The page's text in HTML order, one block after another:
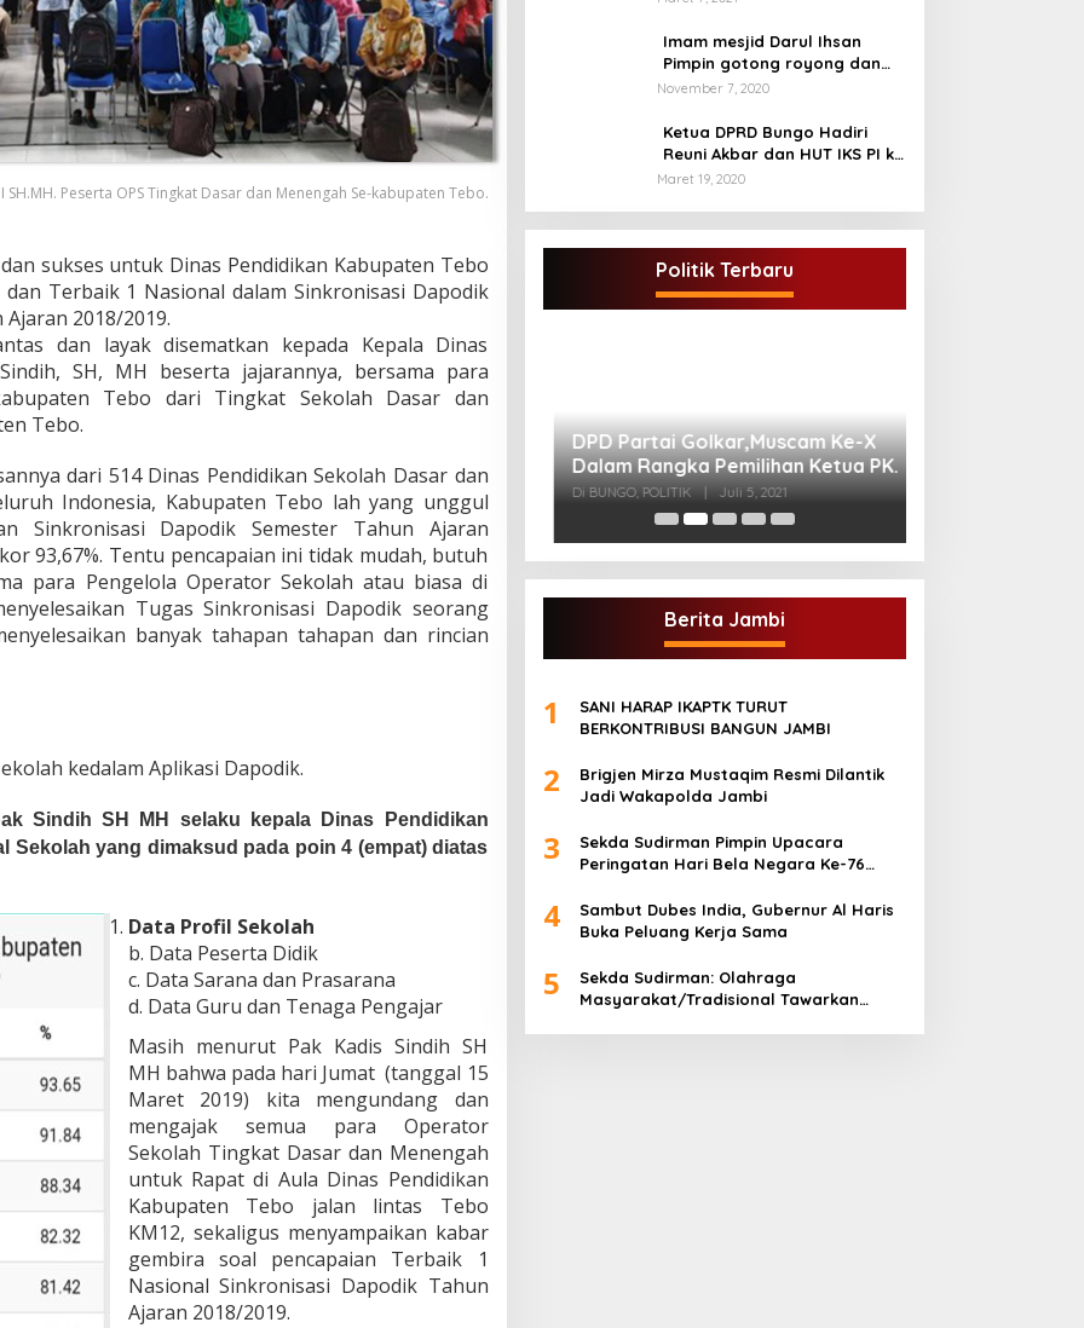
SH.MH. Peserta OPS Tingkat Dasar dan Menengah Se-kabupaten Tebo.
sukses untuk Dinas Pendidikan Kabupaten Tebo
Terbaik 1 Nasional dalam Sinkronisasi Dapodik
2018/2019.
dan layak disematkan kepada Kepala Dinas
SH, MH beserta jajarannya, bersama para
Tebo dari Tingkat Sekolah Dasar dan
Tebo.
dari 514 Dinas Pendidikan Sekolah Dasar dan
Indonesia, Kabupaten Tebo lah yang unggul
Sinkronisasi Dapodik Semester Tahun Ajaran
93,67%. Tentu pencapaian ini tidak mudah, butuh
para Pengelola Operator Sekolah atau biasa di
Tugas Sinkronisasi Dapodik seorang
banyak tahapan tahapan dan rincian
kedalam Aplikasi Dapodik.
Sindih SH MH selaku kepala Dinas Pendidikan
Sekolah yang dimaksud pada poin 4 (empat) diatas
Data Profil Sekolah
b. Data Peserta Didik
c. Data Sarana dan Prasarana
d. Data Guru dan Tenaga Pengajar
Masih menurut Pak Kadis Sindih SH
MH bahwa pada hari Jumat (tanggal 15
Maret 2019) kita mengundang dan
mengajak semua para Operator
Sekolah Tingkat Dasar dan Menengah
untuk Rapat di Aula Dinas Pendidikan
Kabupaten Tebo jalan lintas Tebo
KM12, sekaligus menyampaikan kabar
gembira soal pencapaian Terbaik 1
Nasional Sinkronisasi Dapodik Tahun
Ajaran 2018/2019.
Imam mesjid Darul Ihsan
Pimpin gotong royong dan
rehab masjid di desa Tambun
kabupaten tebo
November 7, 2020
Ketua DPRD Bungo Hadiri
Reuni Akbar dan HUT IKS PI ke
40
Maret 19, 2020
Politik Terbaru
10.Bertajuk Dengan
Tema”Membawa Gerakan
Di BUNGO, POLITIK November 15, 2021
DPD Partai Golkar,Muscam Ke-X
Dalam Rangka Pemilihan Ketua PK.
Di BUNGO, POLITIK | Juli 5, 2021
Berita Jambi
1
SANI HARAP IKAPTK TURUT
BERKONTRIBUSI BANGUN JAMBI
2
Brigjen Mirza Mustaqim Resmi Dilantik
Jadi Wakapolda Jambi
3
Sekda Sudirman Pimpin Upacara
Peringatan Hari Bela Negara Ke-76
4
Sambut Dubes India, Gubernur Al Haris
Buka Peluang Kerja Sama
5
Sekda Sudirman: Olahraga
Masyarakat/Tradisional Tawarkan